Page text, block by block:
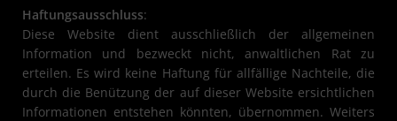
Haftungsausschluss:
Diese Website dient ausschließlich der allgemeinen
Information und bezweckt nicht, anwaltlichen Rat zu
erteilen. Es wird keine Haftung für allfällige Nachteile, die
durch die Benützung der auf dieser Website ersichtlichen
Informationen entstehen könnten, übernommen. Weiters